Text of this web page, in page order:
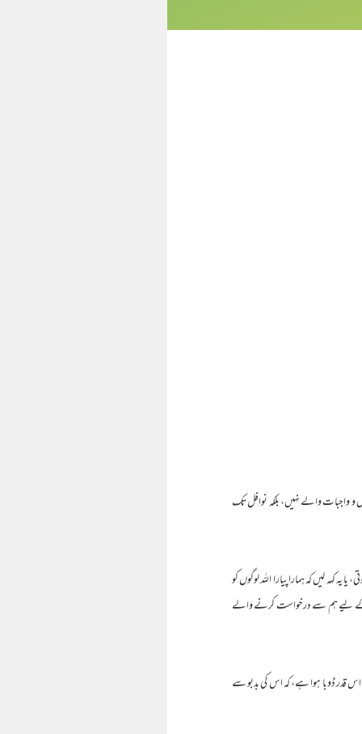
واجبات والے نہیں، بلکہ نوافل تک
کہہ لیں کہ ہمارا پیارا اللہ لوگوں کو
کے لیے ہم سے درخواست کرنے والے
قدر ڈوبا ہوا ہے، کہ اس کی بدبو سے